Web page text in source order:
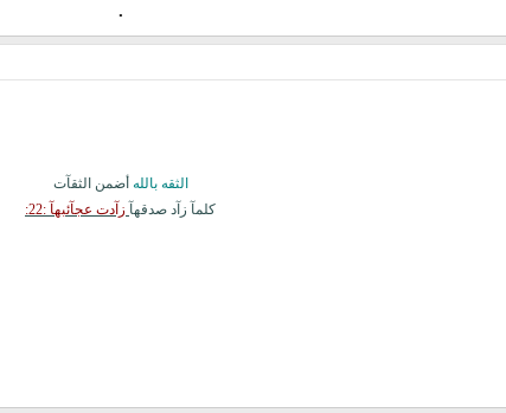
.​
الثقه بالله أضمن الثقآت
كلمآ زآد صدقهآ زآدت عجآئبهآ :22: